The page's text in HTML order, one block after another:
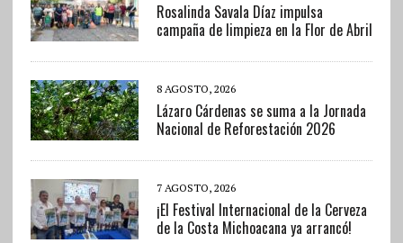
Rosalinda Savala Díaz impulsa
campaña de limpieza en la Flor de Abril
8 AGOSTO, 2026
Lázaro Cárdenas se suma a la Jornada
Nacional de Reforestación 2026
7 AGOSTO, 2026
¡El Festival Internacional de la Cerveza
de la Costa Michoacana ya arrancó!